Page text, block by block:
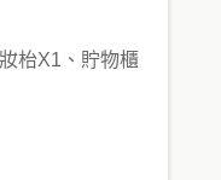
枱X1、貯物櫃